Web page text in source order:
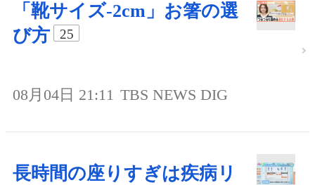
「靴サイズ-2cm」お箸の選
び方
25
08月04日 21:11 TBS NEWS DIG
長時間の座りすぎは疾病リ